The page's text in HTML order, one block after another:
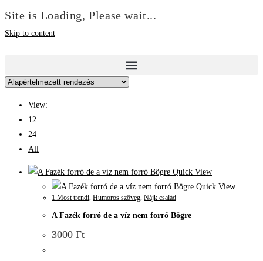
Site is Loading, Please wait...
Skip to content
View:
12
24
All
Quick View
Quick View
1.Most trendi, Humoros szöveg, Nájk család
A Fazék forró de a víz nem forró Bögre
3000 Ft